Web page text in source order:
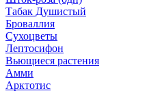
Табак Душистый
Броваллия
Сухоцветы
Лептосифон
Вьющиеся растения
Амми
Арктотис